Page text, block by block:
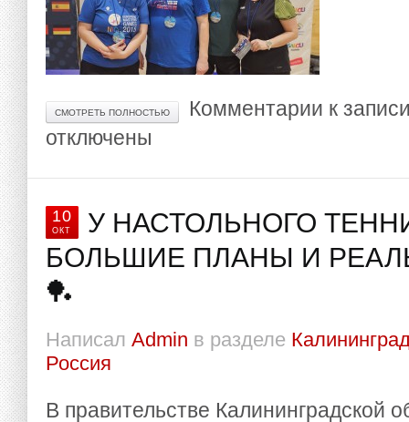
СМОТРЕТЬ ПОЛНОСТЬЮ Комментарии к
отключены
10
ОКТ
У НАСТОЛЬНОГО
БОЛЬШИЕ ПЛАНЫ И
🏓
Написал Admin в разделе
Россия
В правительстве Калининградской